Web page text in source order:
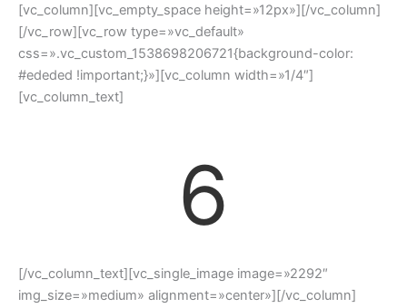
[vc_column][vc_empty_space height=»12px»][/vc_column]
[/vc_row][vc_row type=»vc_default»
css=».vc_custom_1538698206721{background-color:
#ededed !important;}»][vc_column width=»1/4″]
[vc_column_text]
6
[/vc_column_text][vc_single_image image=»2292″
img_size=»medium» alignment=»center»][/vc_column]